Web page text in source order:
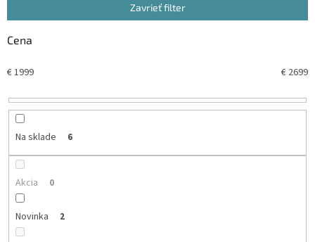
i
e
p
o
d
u
o
Zavrieť filter
Cena
€1999 € 2699
Na sklade 6
Akcia 0
Novinka 2